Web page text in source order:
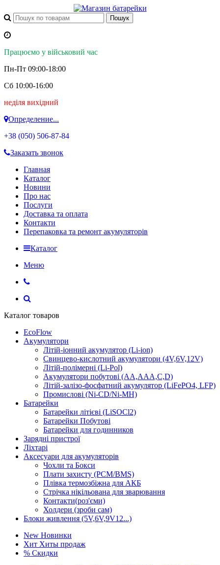
Працюємо у військовий час
Пн-Пт 09:00-18:00
Сб 10:00-16:00
неділя вихідний
Определение...
+38 (050) 506-87-84
Заказать звонок
Главная
Каталог
Новини
Про нас
Послуги
Доставка та оплата
Контакти
Перепаковка та ремонт акумуляторів
Каталог
Меню
Каталог товаров
EcoFlow
Акумулятори
Літій-іонний акумулятор (Li-ion)
Свинцево-кислотний акумулятори (4V,6V,12V)
Літій-полімерні (Li-Pol)
Акумулятори побутові (AA,AAA,C,D)
Літій-залізо-фосфатний акумулятор (LiFePO4, LFP)
Промислові (Ni-CD/Ni-MH)
Батарейки
Батарейки літієві (LiSOCl2)
Батарейки Побутові
Батарейки для годинников
Зарядні пристрої
Ліхтарі
Аксесуари для акумуляторів
Чохли та Бокси
Плати захисту (PCM/BMS)
Плівка термозбіжна для АКБ
Стрічка нікільована для зварювання
Контакти(роз'єми)
Холдери (зроби сам)
Блоки живлення (5V,6V,9V12...)
New Новинки
Хит Хиты продаж
% Скидки